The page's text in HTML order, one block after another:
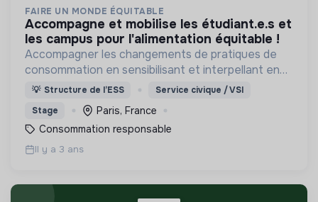
FAIRE UN MONDE ÉQUITABLE
accompagne et mobilise les étudiant.e.s et
les campus pour l'alimentation équitable !
Accompagner les changements de pratiques de
consommation en sensibilisant et interpellant en
France
💡 Structure de l’ESS
Service civique / VSI
Stage
Paris, France
Consommation responsable
Il y a 3 ans